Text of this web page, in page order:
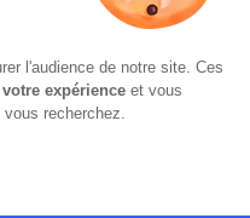
l'audience de notre site. Ces
expérience et vous
vous recherchez.
la